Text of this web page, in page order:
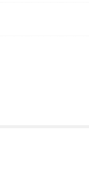
原文（格式为PDF）。
助手里面一键下载安装
网页浏览器的，我这边